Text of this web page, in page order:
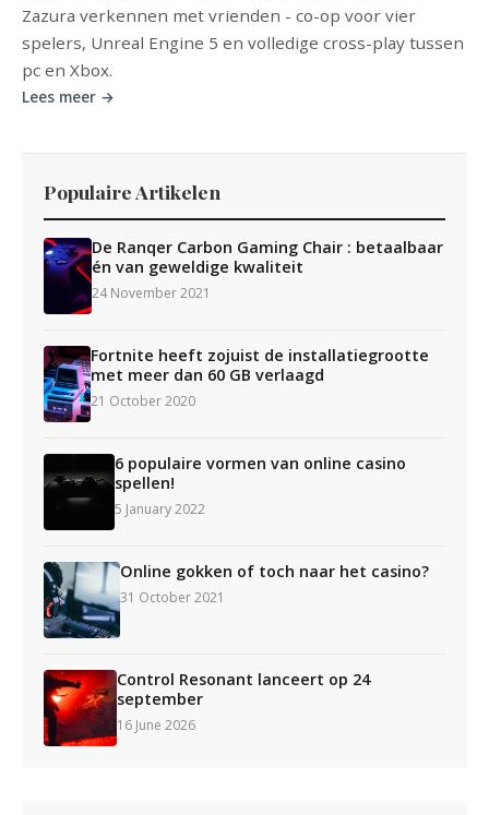
Zazura verkennen met vrienden - co-op voor vier
spelers, Unreal Engine 5 en volledige cross-play tussen
pc en Xbox.
Lees meer →
Populaire Artikelen
De Ranqer Carbon Gaming Chair : betaalbaar
én van geweldige kwaliteit
24 November 2021
Fortnite heeft zojuist de installatiegrootte
met meer dan 60 GB verlaagd
21 October 2020
6 populaire vormen van online casino
spellen!
5 January 2022
Online gokken of toch naar het casino?
31 October 2021
Control Resonant lanceert op 24
september
16 June 2026